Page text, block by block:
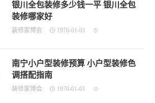
银川全包装修多少钱一平 银川全包
装修哪家好
装修家博会 1970-01-01
南宁小户型装修预算 小户型装修色
调搭配指南
装修家博会 1970-01-01